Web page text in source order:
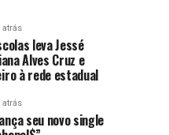
atrás
leva Jessé
Alves Cruz e
à rede estadual
atrás
seu novo single